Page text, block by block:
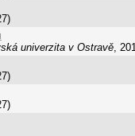
)
univerzita v Ostravě,
)
)